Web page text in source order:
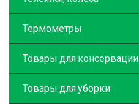
Термометры
Товары для консервации
Товары для уборки